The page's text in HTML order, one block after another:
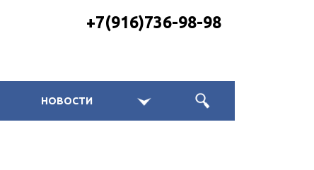
+7(916)736-98-98
НОВОСТИ